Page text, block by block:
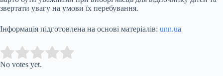
звертати увагу на умови їх перебування.
Інформація підготовлена на основі матеріалів: unn.ua
Rate this item:
No votes yet.